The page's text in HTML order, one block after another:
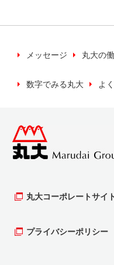
す。
当社では、お客様
への提供は行いま
個人情報の保管に
新の情報を保ち、
者のもと保護、管
メッセージ 丸大の
数字でみる丸大 よ
丸大コーポレートサイ
プライバシーポリシー